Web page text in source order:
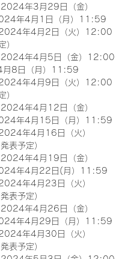
年3月29日（金）
年4月1日（月）11:59
2024年4月2日（火）12:00
）
2024年4月5日（金）12:00
月8日（月）11:59
2024年4月9日（火）12:00
）
年4月12日（金）
年4月15日（月）11:59
2024年4月16日（火）
表予定）
年4月19日（金）
年4月22日(月）11:59
2024年4月23日（火）
表予定）
年4月26日（金）
年4月29日（月）11:59
2024年4月30日（火）
表予定）